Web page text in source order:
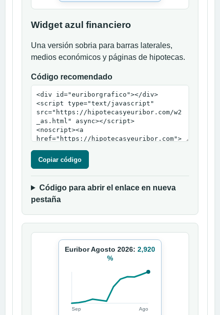
Widget azul financiero
Una versión sobria para barras laterales,
medios económicos y páginas de hipotecas.
Código recomendado
Copiar código
Código para abrir el enlace en nueva
pestaña
Euribor Agosto 2026: 2,920
%
Sep Ago